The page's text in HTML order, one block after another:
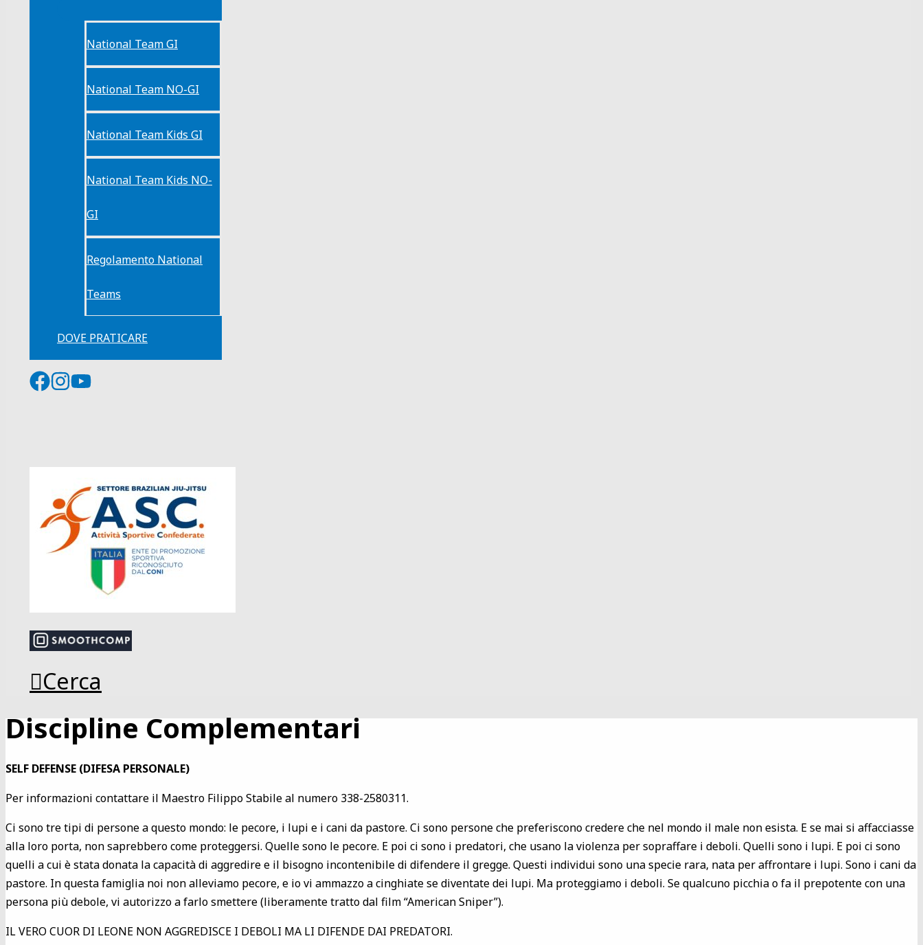
National Team GI
National Team NO-GI
National Team Kids GI
National Team Kids NO-
GI
Regolamento National
Teams
DOVE PRATICARE
Cerca
Discipline Complementari
SELF DEFENSE (DIFESA PERSONALE)
Per informazioni contattare il Maestro Filippo Stabile al numero 338-2580311.
Ci sono tre tipi di persone a questo mondo: le pecore, i lupi e i cani da pastore. Ci sono persone che preferiscono credere che nel mondo il male non esista. E se mai si affacciasse
alla loro porta, non saprebbero come proteggersi. Quelle sono le pecore. E poi ci sono i predatori, che usano la violenza per sopraffare i deboli. Quelli sono i lupi. E poi ci sono
quelli a cui è stata donata la capacità di aggredire e il bisogno incontenibile di difendere il gregge. Questi individui sono una specie rara, nata per affrontare i lupi. Sono i cani da
pastore. In questa famiglia noi non alleviamo pecore, e io vi ammazzo a cinghiate se diventate dei lupi. Ma proteggiamo i deboli. Se qualcuno picchia o fa il prepotente con una
persona più debole, vi autorizzo a farlo smettere (liberamente tratto dal film “American Sniper”).
IL VERO CUOR DI LEONE NON AGGREDISCE I DEBOLI MA LI DIFENDE DAI PREDATORI.